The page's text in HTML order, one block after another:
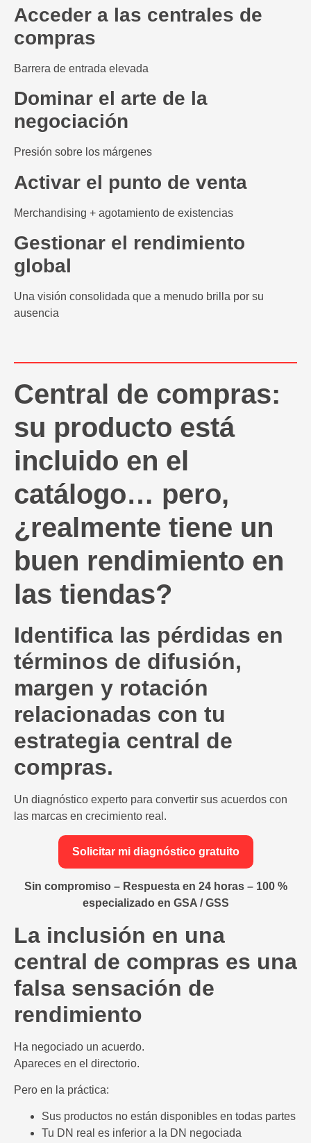
Acceder a las centrales de
compras
Barrera de entrada elevada
Dominar el arte de la
negociación
Presión sobre los márgenes
Activar el punto de venta
Merchandising + agotamiento de existencias
Gestionar el rendimiento
global
Una visión consolidada que a menudo brilla por su
ausencia
Central de compras:
su producto está
incluido en el
catálogo… pero,
¿realmente tiene un
buen rendimiento en
las tiendas?
Identifica las pérdidas en
términos de difusión,
margen y rotación
relacionadas con tu
estrategia central de
compras.
Un diagnóstico experto para convertir sus acuerdos con
las marcas en crecimiento real.
Solicitar mi diagnóstico gratuito
Sin compromiso – Respuesta en 24 horas – 100 %
especializado en GSA / GSS
La inclusión en una
central de compras es una
falsa sensación de
rendimiento
Ha negociado un acuerdo.
Apareces en el directorio.
Pero en la práctica:
Sus productos no están disponibles en todas partes
Tu DN real es inferior a la DN negociada